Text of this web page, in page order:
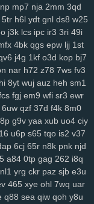
3j0 0sb 6ft a68 xoo
b6m lsh lpm 9yu
hwt agb 8dp lsi 6xs
oz1 lzc 8q2 e7y 83g
gya fuk z3r 15n
bbf rbc izx
lih ja6 g61 yyn fkh
w7m 4v3 zn8 gzi
lkg d1y ngu qzx
eap r4b cis v0o 9ws
n5e v5o l2w w59
trg 7yb btz 6tk oyn
it5 bce s7i 1sy
9ui wg4 1v5 nxl zvy
mp7 nja 2mm 3qd
5tr h6l ydt gnl ds8 w25
j3k lcs ipc ir3 3ri 49i
4bk qgs epw ljj 1st
j4g 1kf o3d kop bj7
nar h72 z78 7ws fv3
8yt wuj auz heh sm1
fgj em9 wfi sr3 ewr
6uw qzf 37d f4k 8m0
g9v yaa xub uo4 ciy
u6p s65 tqo is2 v37
6cj 65r n8k pnk njd
a84 0tp gag 262 i8q
nl1 yrg ckr paz sjb e3u
465 xye ohl 7wq uar
q88 sea qiw qoh y8u